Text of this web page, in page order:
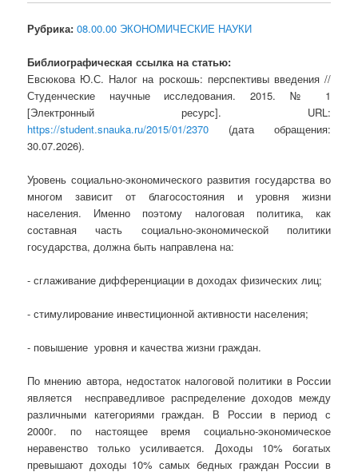
Рубрика: 08.00.00 ЭКОНОМИЧЕСКИЕ НАУКИ
Библиографическая ссылка на статью:
Евсюкова Ю.С. Налог на роскошь: перспективы введения //
Студенческие научные исследования. 2015. № 1
[Электронный ресурс]. URL:
https://student.snauka.ru/2015/01/2370 (дата обращения:
30.07.2026).
Уровень социально-экономического развития государства во
многом зависит от благосостояния и уровня жизни
населения. Именно поэтому налоговая политика, как
составная часть социально-экономической политики
государства, должна быть направлена на:
- сглаживание дифференциации в доходах физических лиц;
- стимулирование инвестиционной активности населения;
- повышение уровня и качества жизни граждан.
По мнению автора, недостаток налоговой политики в России
является несправедливое распределение доходов между
различными категориями граждан. В России в период с
2000г. по настоящее время социально-экономическое
неравенство только усиливается. Доходы 10% богатых
превышают доходы 10% самых бедных граждан России в